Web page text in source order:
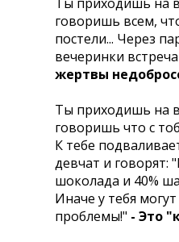
говоришь всем,
постели... Через
вечеринки
жертвы
Ты приходишь на
говоришь что с
К тебе
девчат и говорят:
шоколада и 40%
Иначе у тебя
проблемы!" - Это